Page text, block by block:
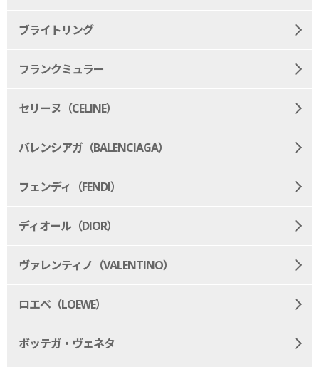
ブライトリング
フランクミュラー
セリーヌ（CELINE）
バレンシアガ（BALENCIAGA）
フェンディ（FENDI）
ディオール（DIOR）
ヴァレンティノ（VALENTINO）
ロエベ（LOEWE）
ボッテガ・ヴェネタ